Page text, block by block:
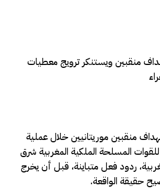
منقبين ويستنكر ترويج معطيات
منقبين موريتانيين خلال عملية
المسلحة الملكية المغربية شرق
ردود فعل متباينة، قبل أن يخرج
حقيقة الواقعة.